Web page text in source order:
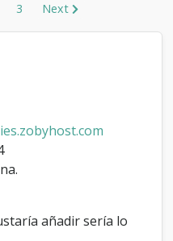
3 Next
añadir sería lo